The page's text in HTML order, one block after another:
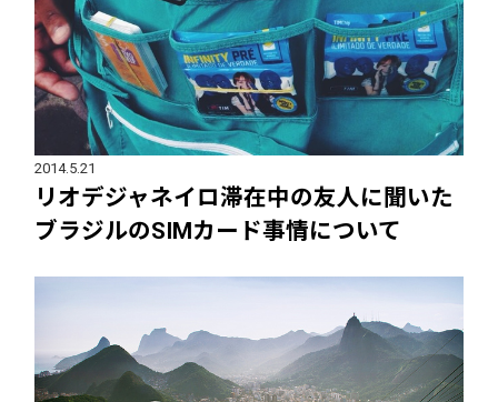
2014.5.21
リオデジャネイロ滞在中の友人に聞いた
ブラジルのSIMカード事情について